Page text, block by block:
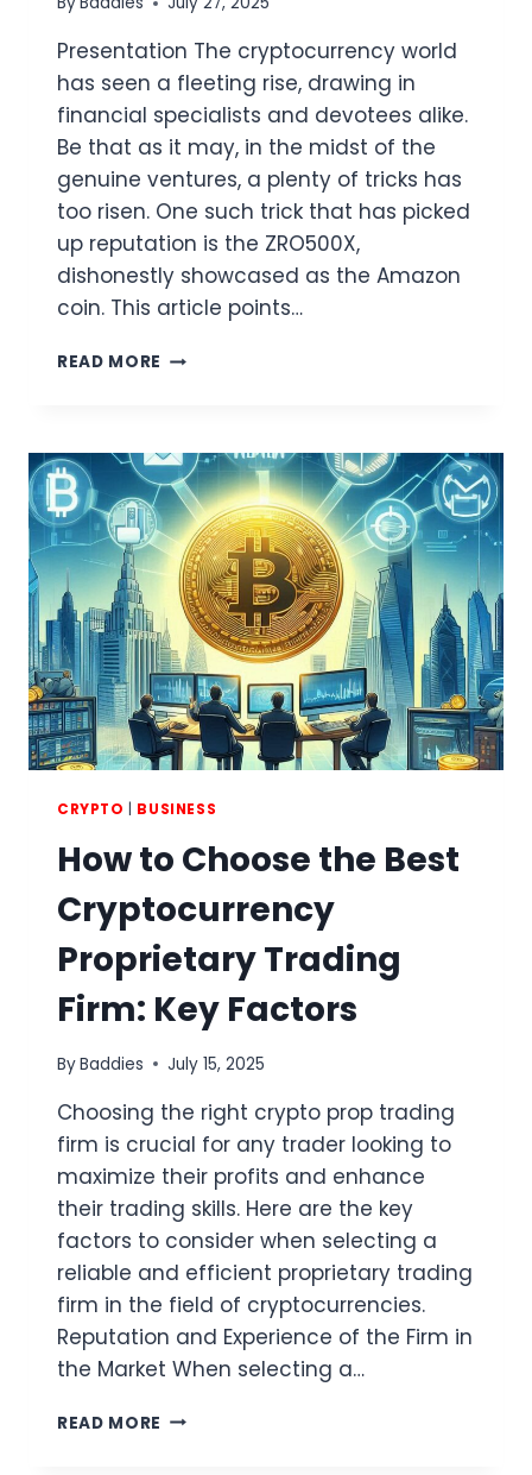
Presentation The cryptocurrency world
has seen a fleeting rise, drawing in
financial specialists and devotees alike.
Be that as it may, in the midst of the
genuine ventures, a plenty of tricks has
too risen. One such trick that has picked
up reputation is the ZRO500X,
dishonestly showcased as the Amazon
coin. This article points…
READ MORE ZRO500X:
INTO
THE
AMAZON
COIN
SCAM
CRYPTO BUSINESS
How to Choose the Best
Cryptocurrency
Proprietary Trading
Firm: Key Factors
ByBaddies July 15, 2025
Choosing the right crypto prop trading
firm is crucial for any trader looking to
maximize their profits and enhance
their trading skills. Here are the key
factors to consider when selecting a
reliable and efficient proprietary trading
firm in the field of cryptocurrencies.
Reputation and Experience of the Firm in
the Market When selecting a…
READ MORE HOW